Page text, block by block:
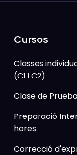
Cursos
Classes
(C1 i C2)
Clase de
Preparació
hores
Correcció